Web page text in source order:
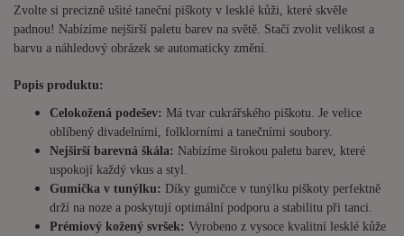
Zvolte si precizně ušité taneční piškoty v lesklé kůži, které skvěle
padnou! Nabízíme nejširší paletu barev na světě. Stačí zvolit velikost a
barvu a náhledový obrázek se automaticky změní.
Popis produktu:
Celokožená podešev: Má tvar cukrářského piškotu. Je velice
oblíbený divadelními, folklorními a tanečními soubory.
Nejširší barevná škála: Nabízíme širokou paletu barev, které
uspokojí každý vkus a styl.
Gumička v tunýlku: Díky gumičce v tunýlku piškoty perfektně
drží na noze a poskytují optimální podporu a stabilitu při tanci.
Prémiový kožený svršek: Vyrobeno z vysoce kvalitní lesklé kůže